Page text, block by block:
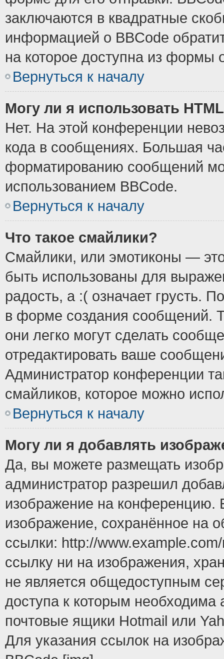
заключаются в квадратные
информацией о BBCode
на которое доступна из формы
Вернуться к началу
Могу ли я использовать
Нет. На этой конференции
кода в сообщениях. Большая
форматированию сообщений
использованием BBCode.
Вернуться к началу
Что такое смайлики?
Смайлики, или эмотиконы —
быть использованы для
радость, а :( означает грусть.
в форме создания сообщений.
они легко могут сделать
отредактировать ваше
Администратор конференции
смайликов, которое можно
Вернуться к началу
Могу ли я добавлять
Да, вы можете размещать
администратор разрешил
изображение на конференцию.
изображение, сохранённое на
ссылки: http://
ссылку ни на изображения,
не является общедоступным
доступа к которым
почтовые ящики Hotmail или
Для указания ссылок на